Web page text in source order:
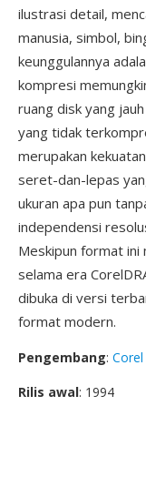
ilustrasi detail,
manusia, simbol,
keunggulannya
kompresi
ruang disk yang
yang tidak
merupakan
seret-dan-lepas
ukuran apa pun
independensi
Meskipun format ini
selama era
dibuka di versi
format modern.
Pengembang:
Rilis awal: 1994